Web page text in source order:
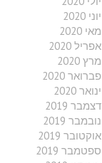
יוני 2020
מאי 2020
אפריל 2020
מרץ 2020
פברואר 2020
ינואר 2020
דצמבר 2019
נובמבר 2019
אוקטובר 2019
ספטמבר 2019